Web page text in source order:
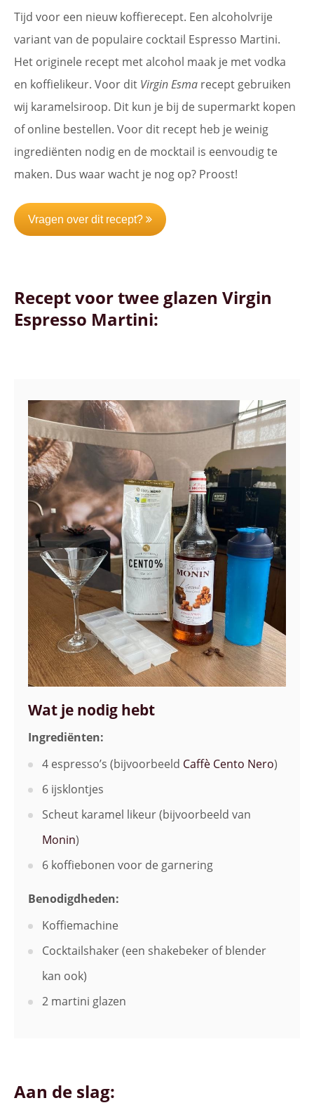
Tijd voor een nieuw koffierecept. Een alcoholvrije
variant van de populaire cocktail Espresso Martini.
Het originele recept met alcohol maak je met vodka
en koffielikeur. Voor dit Virgin Esma recept gebruiken
wij karamelsiroop. Dit kun je bij de supermarkt kopen
of online bestellen. Voor dit recept heb je weinig
ingrediënten nodig en de mocktail is eenvoudig te
maken. Dus waar wacht je nog op? Proost!
Vragen over dit recept?
Recept voor twee glazen Virgin
Espresso Martini:
Wat je nodig hebt
Ingrediënten:
4 espresso’s (bijvoorbeeld Caffè Cento Nero)
6 ijsklontjes
Scheut karamel likeur (bijvoorbeeld van
Monin)
6 koffiebonen voor de garnering
Benodigdheden:
Koffiemachine
Cocktailshaker (een shakebeker of blender
kan ook)
2 martini glazen
Aan de slag: